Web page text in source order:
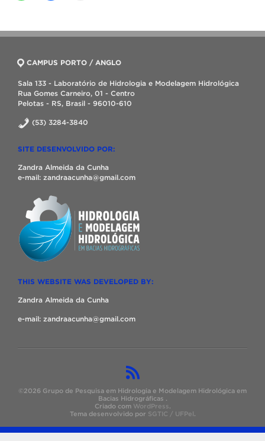
CAMPUS PORTO / ANGLO
Sala 133 - Laboratório de Hidrologia e Modelagem Hidrológica
Rua Gomes Carneiro, 01 - Centro
Pelotas - RS, Brasil - 96010-610
(53) 3284-3840
SITE DESENVOLVIDO POR:
Zandra Almeida da Cunha
e-mail: zandraacunha@gmail.com
THIS WEBSITE WAS DEVELOPED BY:
Zandra Almeida da Cunha
e-mail: zandraacunha@gmail.com
©2026 Grupo de Pesquisa em Hidrologia e Modelagem Hidrológica em
Bacias Hidrográficas .
Criado com WordPress.
Tema desenvolvido por SGTIC / UFPel.